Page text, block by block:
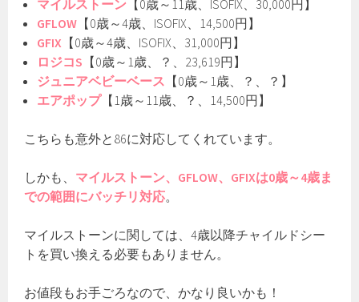
マイルストーン 【0歳～11歳、ISOFIX、30,000円】
GFLOW 【0歳～4歳、ISOFIX、14,500円】
GFIX 【0歳～4歳、ISOFIX、31,000円】
ロジコS 【0歳～1歳、？、23,619円】
ジュニアベビーベース 【0歳～1歳、？、？】
エアポップ【1歳～11歳、？、14,500円】
こちらも意外と86に対応してくれています。
しかも、 マイルストーン、GFLOW、GFIXは0歳～4歳ま
での範囲にバッチリ対応。
マイルストーンに関しては、4歳以降チャイルドシー
トを買い換える必要もありません。
お値段もお手ごろなので、かなり良いかも！